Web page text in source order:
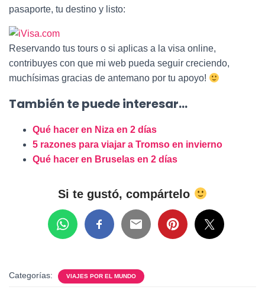
pasaporte, tu destino y listo:
Reservando tus tours o si aplicas a la visa online,
contribuyes con que mi web pueda seguir creciendo,
muchísimas gracias de antemano por tu apoyo!
También te puede interesar…
Qué hacer en Niza en 2 días
5 razones para viajar a Tromso en invierno
Qué hacer en Bruselas en 2 días
Si te gustó, compártelo
Categorías: VIAJES POR EL MUNDO